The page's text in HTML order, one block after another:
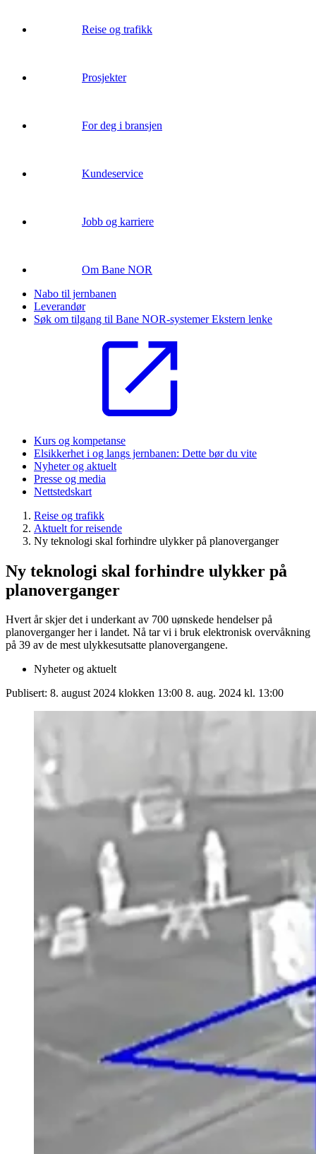
Reise og trafikk
Prosjekter
For deg i bransjen
Kundeservice
Jobb og karriere
Om Bane NOR
Nabo til jernbanen
Leverandør
Søk om tilgang til Bane NOR-systemerEkstern lenke
Kurs og kompetanse
Elsikkerhet i og langs jernbanen: Dette bør du vite
Nyheter og aktuelt
Presse og media
Nettstedskart
Reise og trafikk
Aktuelt for reisende
Ny teknologi skal forhindre ulykker på planoverganger
Ny teknologi skal forhindre ulykker på
planoverganger
Hvert år skjer det i underkant av 700 uønskede hendelser på
planoverganger her i landet. Nå tar vi i bruk elektronisk overvåkning
på 39 av de mest ulykkesutsatte planovergangene.
Nyheter og aktuelt
Publisert: 8. august 2024 klokken 13:00 8. aug. 2024 kl. 13:00